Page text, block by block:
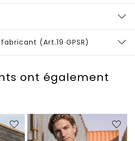
(Art.19 GPSR)
ont également